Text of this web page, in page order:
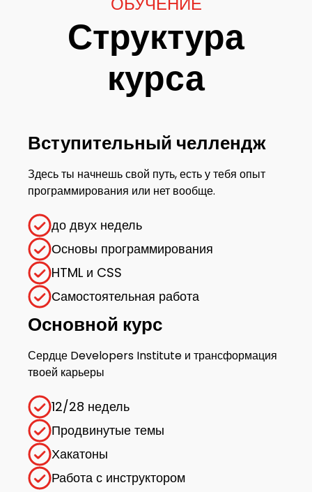
Структура
курса
Вступительный челлендж
Здесь ты начнешь свой путь, есть у тебя опыт
программирования или нет вообще.
до двух недель
Основы программирования
HTML и CSS
Самостоятельная работа
Основной курс
Сердце Developers Institute и трансформация
твоей карьеры
12/28 недель
Продвинутые темы
Хакатоны
Работа с инструктором